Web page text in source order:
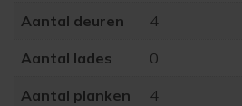
Aantal deuren 4
Aantal lades 0
Aantal planken 4